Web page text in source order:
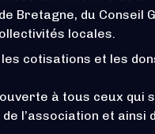
Bretagne, du Conseil
locales.
cotisations et les
à tous ceux qui
l’association et ainsi